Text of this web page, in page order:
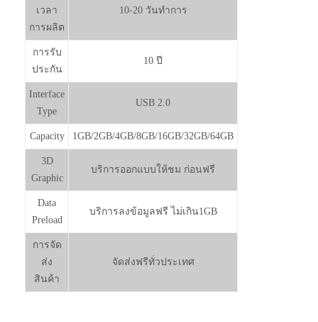
เวลา
การผลิต
10-20 วันทำการ
การรับ
ประกัน
10 ปี
Interface
Type
USB 2.0
Capacity 1GB/2GB/4GB/8GB/16GB/32GB/64GB
3D
Graphic
บริการออกแบบให้ชม ก่อนฟรี
Data
Preload
บริการลงข้อมูลฟรี ไม่เกิน1GB
การจัด
ส่ง
สินค้า
จัดส่งฟรีทั่วประเทศ